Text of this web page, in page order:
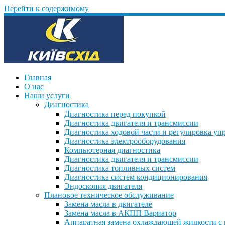
Перейти к содержимому
Главная
О нас
Наши услуги
Диагностика
Диагностика перед покупкой
Диагностика двигателя и трансмиссии
Диагностика ходовой части и регулировка
Диагностика электрооборудования
Компьютерная диагностика
Диагностика двигателя и трансмиссии
Диагностика топливных систем
Диагностика систем кондиционирования
Эндоскопия двигателя
Плановое техническое обслуживание
Замена масла в двигателе
Замена масла в АКПП Вариатор
Аппаратная замена охлаждающей жидкости